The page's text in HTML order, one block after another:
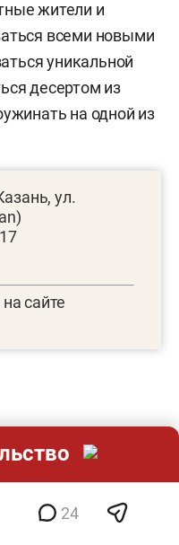
жители и
всеми новыми
уникальной
десертом из
на одной из
ул.
сайте
24